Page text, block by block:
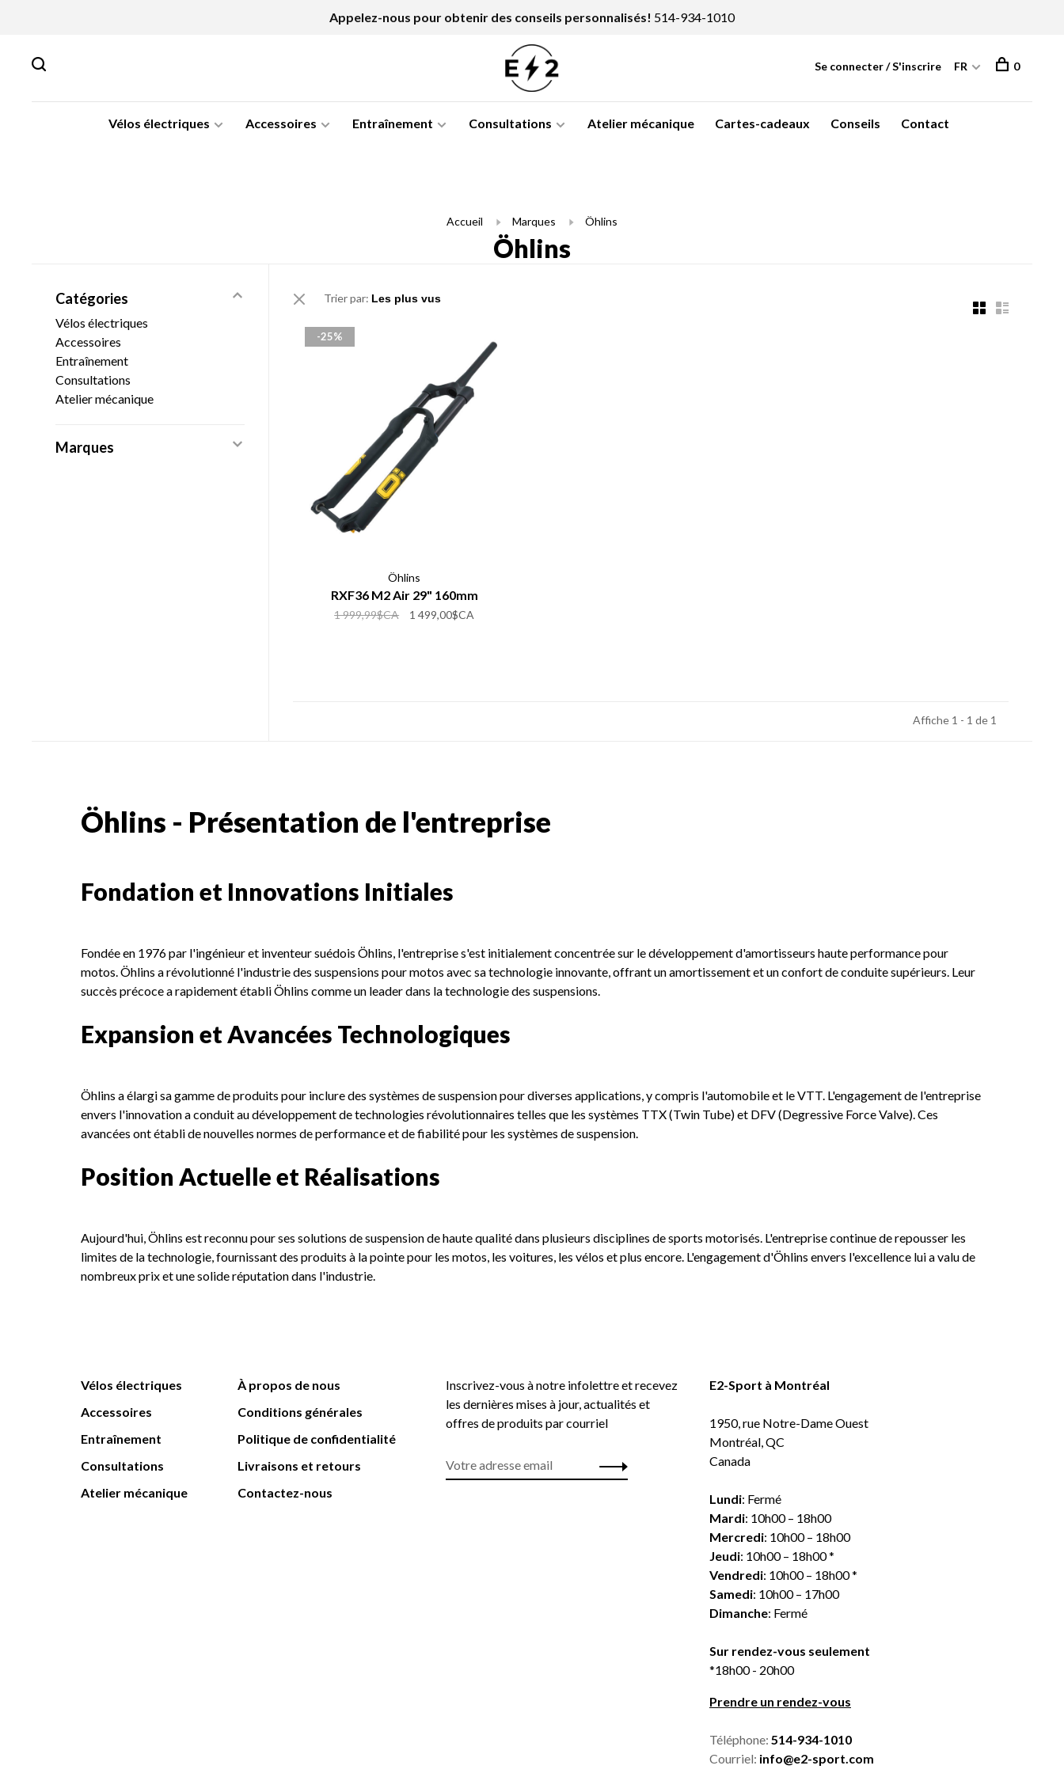
Appelez-nous pour obtenir des conseils personnalisés! 514-934-1010
Vélos électriques Accessoires Entraînement Consultations Atelier mécanique Cartes-cadeaux Conseils Contact
Se connecter / S'inscrire FR 0
Accueil Marques Öhlins
Öhlins
Catégories
Vélos électriques
Accessoires
Entraînement
Consultations
Atelier mécanique
Marques
Trier par:
-25%
Öhlins
RXF36 M2 Air 29" 160mm
1 999,99$CA 1 499,00$CA
Affiche 1 - 1 de 1
Öhlins - Présentation de l'entreprise
Fondation et Innovations Initiales
Fondée en 1976 par l'ingénieur et inventeur suédois Öhlins, l'entreprise s'est initialement concentrée sur le développement d'amortisseurs haute performance pour
motos. Öhlins a révolutionné l'industrie des suspensions pour motos avec sa technologie innovante, offrant un amortissement et un confort de conduite supérieurs. Leur
succès précoce a rapidement établi Öhlins comme un leader dans la technologie des suspensions.
Expansion et Avancées Technologiques
Öhlins a élargi sa gamme de produits pour inclure des systèmes de suspension pour diverses applications, y compris l'automobile et le VTT. L'engagement de l'entreprise
envers l'innovation a conduit au développement de technologies révolutionnaires telles que les systèmes TTX (Twin Tube) et DFV (Degressive Force Valve). Ces
avancées ont établi de nouvelles normes de performance et de fiabilité pour les systèmes de suspension.
Position Actuelle et Réalisations
Aujourd'hui, Öhlins est reconnu pour ses solutions de suspension de haute qualité dans plusieurs disciplines de sports motorisés. L'entreprise continue de repousser les
limites de la technologie, fournissant des produits à la pointe pour les motos, les voitures, les vélos et plus encore. L'engagement d'Öhlins envers l'excellence lui a valu de
nombreux prix et une solide réputation dans l'industrie.
Vélos électriques
Accessoires
Entraînement
Consultations
Atelier mécanique
À propos de nous
Conditions générales
Politique de confidentialité
Livraisons et retours
Contactez-nous
Inscrivez-vous à notre infolettre et recevez
les dernières mises à jour, actualités et
offres de produits par courriel
E2-Sport à Montréal
1950, rue Notre-Dame Ouest
Montréal, QC
Canada
Lundi: Fermé
Mardi: 10h00 – 18h00
Mercredi: 10h00 – 18h00
Jeudi: 10h00 – 18h00 *
Vendredi: 10h00 – 18h00 *
Samedi: 10h00 – 17h00
Dimanche: Fermé
Sur rendez-vous seulement
*18h00 - 20h00
Prendre un rendez-vous
Téléphone: 514-934-1010
Courriel: info@e2-sport.com